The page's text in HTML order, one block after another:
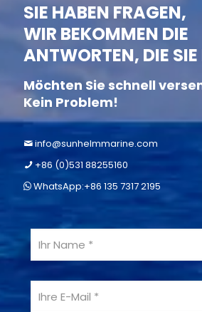
SIE HABEN FRAGEN,
WIR BEKOMMEN DIE
ANTWORTEN, DIE
Möchten Sie schnell
Kein Problem!
info@sunhelmmarine.com
+86 (0)531 88255160
WhatsApp:+86 135 7317 2195